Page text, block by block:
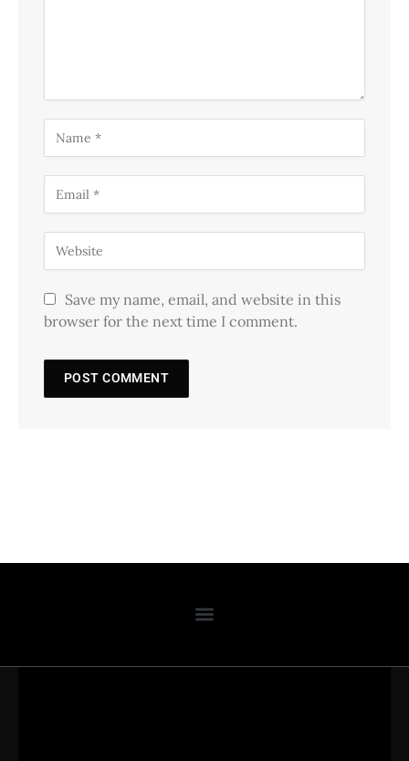
Save my name, email, and website in this
browser for the next time I comment.